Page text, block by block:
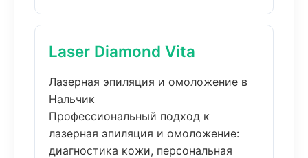
Laser Diamond Vita
Лазерная эпиляция и омоложение в
Нальчик
Профессиональный подход к
лазерная эпиляция и омоложение:
диагностика кожи, персональная